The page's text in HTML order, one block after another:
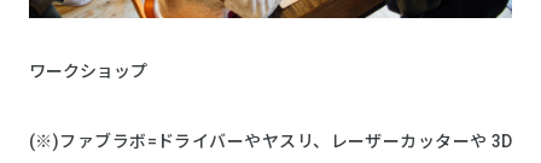
ワークショップ
(※)ファブラボ=ドライバーやヤスリ、レーザーカッターや 3D